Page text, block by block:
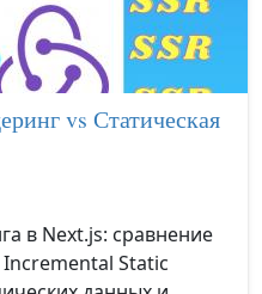
vs Статическая
в Next.js: сравнение
Incremental Static